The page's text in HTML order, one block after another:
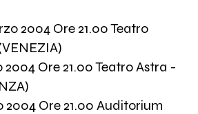
2004 Ore 21.00 Teatro
2004 Ore 21.00 Teatro Astra -
Ore 21.00 Auditorium